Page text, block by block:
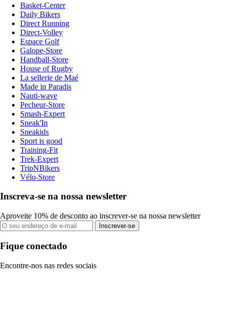
Basket-Center
Daily Bikers
Direct Running
Direct-Volley
Espace Golf
Galope-Store
Handball-Store
House of Rugby
La sellerie de Maé
Made in Paradis
Nauti-wave
Pecheur-Store
Smash-Expert
Sneak'In
Sneakids
Sport is good
Training-Fit
Trek-Expert
TripNBikers
Vélo-Store
Inscreva-se na nossa newsletter
Aproveite 10% de desconto ao inscrever-se na nossa newsletter
Inscrever-se
Fique conectado
Encontre-nos nas redes sociais